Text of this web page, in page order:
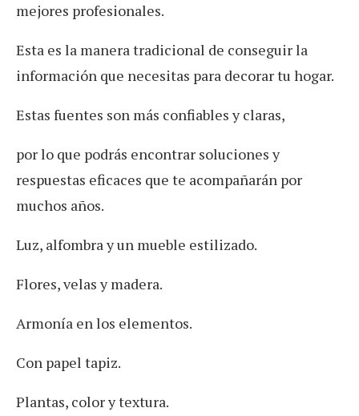
mejores profesionales.
Esta es la manera tradicional de conseguir la
información que necesitas para decorar tu hogar.
Estas fuentes son más confiables y claras,
por lo que podrás encontrar soluciones y
respuestas eficaces que te acompañarán por
muchos años.
Luz, alfombra y un mueble estilizado.
Flores, velas y madera.
Armonía en los elementos.
Con papel tapiz.
Plantas, color y textura.